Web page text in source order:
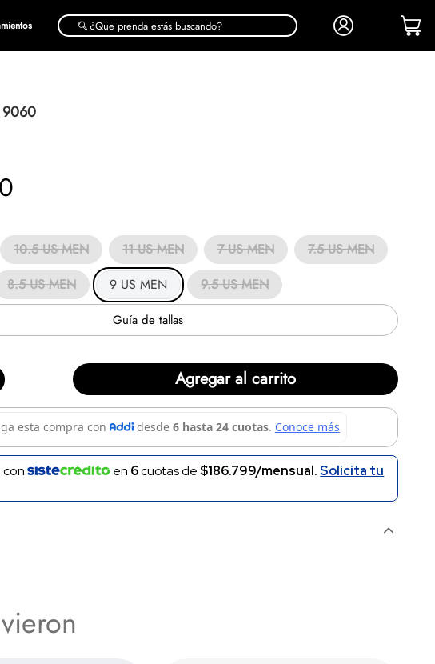
¿Que prenda estás buscando?
9060
10.5 US MEN 11 US MEN 7 US MEN
7.5 US MEN
8.5 US MEN 9 US MEN 9.5 US MEN
Guía de tallas
Agregar al carrito
con en 6cuotas de $186.799/mensual.Solicita tu